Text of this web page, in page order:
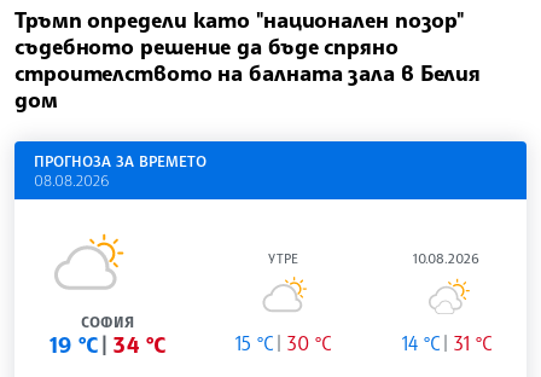
Тръмп определи като "национален позор"
съдебното решение да бъде спряно
строителството на балната зала в Белия
дом
ПРОГНОЗА ЗА ВРЕМЕТО
08.08.2026
СОФИЯ
19 °C 34 °C
УТРЕ
15 °C 30 °C
10.08.2026
14 °C 31 °C